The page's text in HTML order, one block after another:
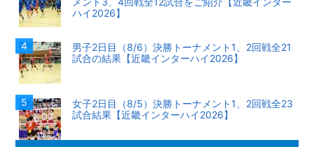
ハイ2026】
男子2日目（8/6）決勝トーナメント1、2回戦全21
試合の結果【近畿インターハイ2026】
女子2日目（8/5）決勝トーナメント1、2回戦全23
試合結果【近畿インターハイ2026】